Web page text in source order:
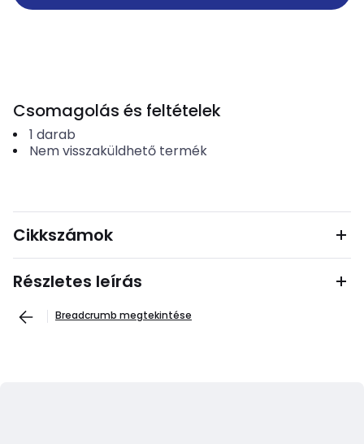
Csomagolás és feltételek
1 darab
Nem visszaküldhető termék
Cikkszámok
Részletes leírás
Breadcrumb megtekintése